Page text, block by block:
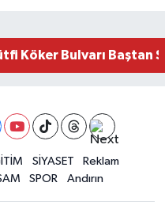
Köker Bulvarı Baştan
Otomobil Dere
Köprü Yıkılıyor!
Olay! 27
Tünel
SİYASET
Reklam
SPOR Andırın